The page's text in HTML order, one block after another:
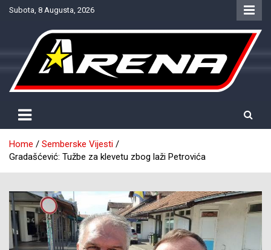
SkipSubota, 8 Augusta, 2026
NTV Arena
Home
Semberske Vijesti
Gradašćević: Tužbe za klevetu zbog laži Petrovića